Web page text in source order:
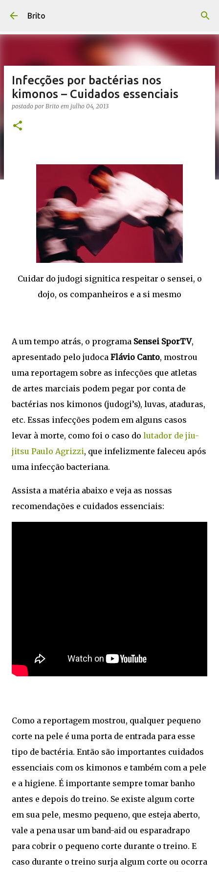
Brito
Infecções por bactérias nos
kimonos – Cuidados essenciais
postado por Brito em julho 04, 2013
Cuidar do judogi signitica respeitar o sensei, o
dojo, os companheiros e a si mesmo
A um tempo atrás, o programa Sensei SporTV,
apresentado pelo judoca Flávio Canto, mostrou
uma reportagem sobre as infecções que atletas
de artes marciais podem pegar por conta de
bactérias nos kimonos (judogi’s), luvas, ataduras,
etc. Essas infecções podem em alguns casos
levar à morte, como foi o caso do lutador de jiu-
jitsu Paulo Agrizzi, que infelizmente faleceu após
uma infecção bacteriana.
Assista a matéria abaixo e veja as nossas
recomendações e cuidados essenciais:
Como a reportagem mostrou, qualquer pequeno
corte na pele é uma porta de entrada para esse
tipo de bactéria. Então são importantes cuidados
essenciais com os kimonos e também com a pele
e a higiene. É importante sempre tomar banho
antes e depois do treino. Se existe algum corte
em sua pele, mesmo pequeno, que esteja aberto,
vale a pena usar um band-aid ou esparadrapo
para cobrir o pequeno corte durante o treino. E
caso durante o treino surja algum corte ou ocorra